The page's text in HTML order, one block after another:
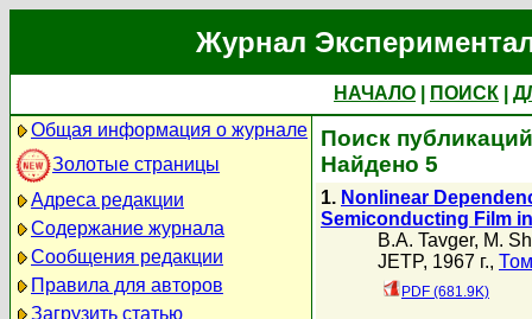
Журнал
НАЧАЛО ПОИСК
Общая информация о журнале
Золотые страницы
Адреса редакции
Содержание журнала
Сообщения редакции
Правила для авторов
Загрузить статью
Поиск
Найдено 5
1. Nonlinear
Semiconducting Film
B.A. Tavger, M.
JETP, 1967 г.,
PDF (681.9K)